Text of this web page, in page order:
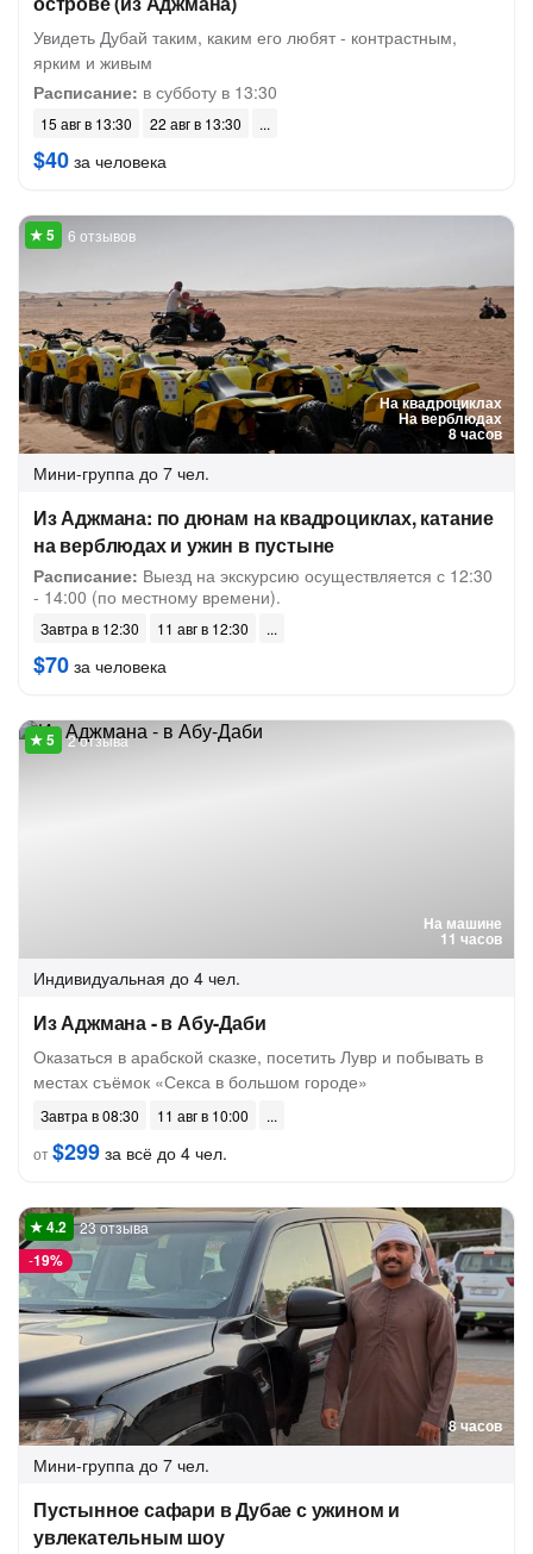
Увидеть Дубай таким, каким его любят - контрастным,
ярким и живым
Расписание: в субботу в 13:30
15 авг в 13:30 22 авг в 13:30
$40 за человека
На квадроциклах
На верблюдах
8 часов
6 отзывов
Мини-группа до 7 чел.
Из Аджмана: по дюнам на квадроциклах, катание
на верблюдах и ужин в пустыне
Расписание: Выезд на экскурсию осуществляется с 12:30
- 14:00 (по местному времени).
Завтра в 12:30 11 авг в 12:30
$70 за человека
На машине
11 часов
2 отзыва
Индивидуальная до 4 чел.
Из Аджмана - в Абу-Даби
Оказаться в арабской сказке, посетить Лувр и побывать в
местах съёмок «Секса в большом городе»
Завтра в 08:30
11 авг в 10:00
от$299 за всё до 4 чел.
8 часов
-19%
23 отзыва
Мини-группа до 7 чел.
Пустынное сафари в Дубае с ужином и
увлекательным шоу